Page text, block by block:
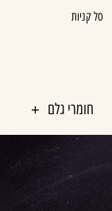
סל קניות
חומרי גלם